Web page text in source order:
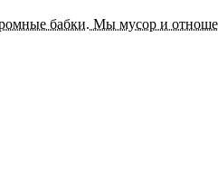
бабки. Мы мусор и